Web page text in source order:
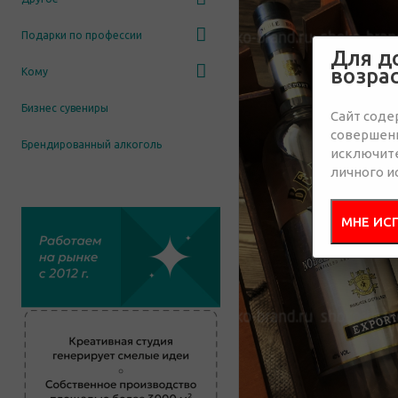
Подарки по профессии
Кому
Бизнес сувениры
Брендированный алкоголь
Для
Сайт
личного
МНЕ